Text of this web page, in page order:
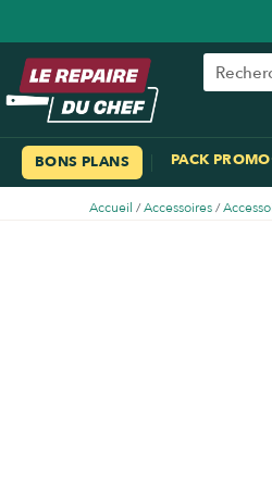
BONS PLANS PACK PROMO
Accueil /Accessoires/